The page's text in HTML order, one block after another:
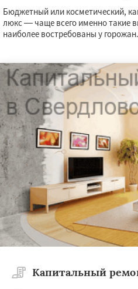
Бюджетный или косметический,
люкс — чаще всего именно такие
наиболее востребованы у горожан.
Капитальный